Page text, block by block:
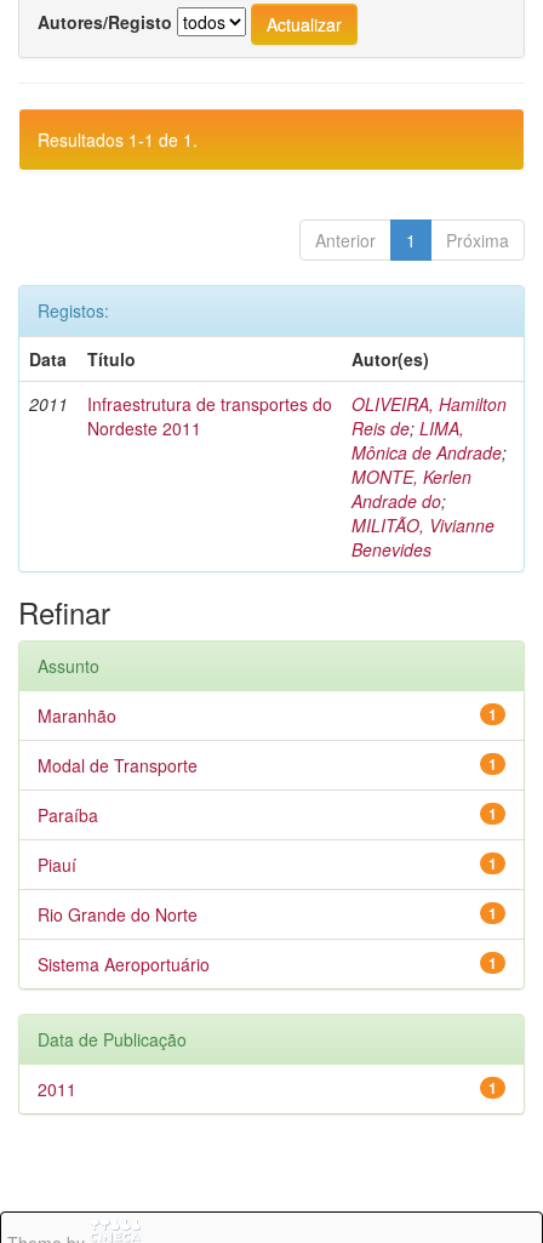
Autores/Registo
Resultados 1-1 de 1.
Anterior 1 Próxima
Registos:
Data
Título
Autor(es)
2011
Infraestrutura de transportes do
Nordeste 2011
OLIVEIRA, Hamilton
Reis de; LIMA,
Mônica de Andrade;
MONTE, Kerlen
Andrade do;
MILITÃO, Vivianne
Benevides
Refinar
Assunto
1
Maranhão
1
Modal de Transporte
1
Paraíba
1
Piauí
1
Rio Grande do Norte
1
Sistema Aeroportuário
Data de Publicação
1
2011